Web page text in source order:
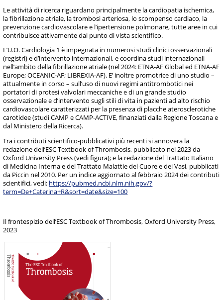
Le attività di ricerca riguardano principalmente la cardiopatia ischemica,
la fibrillazione atriale, la trombosi arteriosa, lo scompenso cardiaco, la
prevenzione cardiovascolare e l’ipertensione polmonare, tutte aree in cui
contribuisce attivamente dal punto di vista scientifico.
L’U.O. Cardiologia 1 è impegnata in numerosi studi clinici osservazionali
(registri) e d’intervento internazionali, e coordina studi internazionali
nell’ambito della fibrillazione atriale (nel 2024: ETNA-AF Global ed ETNA-AF
Europe; OCEANIC-AF; LIBREXIA-AF). E’ inoltre promotrice di uno studio –
attualmente in corso – sull’uso di nuovi regimi antitrombotici nei
portatori di protesi valvolari meccaniche e di un grande studio
osservazionale e d’intervento sugli stili di vita in pazienti ad alto rischio
cardiovascolare caratterizzati per la presenza di placche aterosclerotiche
carotidee (studi CAMP e CAMP-ACTIVE, finanziati dalla Regione Toscana e
dal Ministero della Ricerca).
Tra i contributi scientifico-pubblicativi più recenti si annovera la
redazione dell’ESC Textbook of Thrombosis, pubblicato nel 2023 da
Oxford University Press (vedi figura); e la redazione del Trattato Italiano
di Medicina Interna e del Trattato Malattie del Cuore e dei Vasi, pubblicati
da Piccin nel 2010. Per un indice aggiornato al febbraio 2024 dei contributi
scientifici, vedi: https://pubmed.ncbi.nlm.nih.gov/?
term=De+Caterina+R&sort=date&size=100
Il frontespizio dell’ESC Textbook of Thrombosis, Oxford University Press,
2023